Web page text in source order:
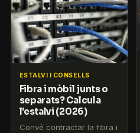
pas amb instal·lació
gratuïta en 24-48 h i
sense permanència.
ESTALVI I CONSELLS
Fibra i mòbil junts o
separats? Calcula
l'estalvi (2026)
Convé contractar la fibra i